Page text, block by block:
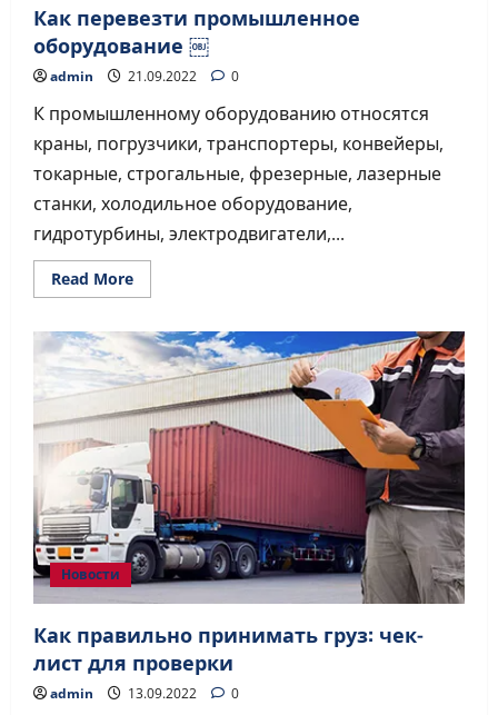
Как перевезти промышленное
оборудование ￼
admin 21.09.2022 0
К промышленному оборудованию относятся
краны, погрузчики, транспортеры, конвейеры,
токарные, строгальные, фрезерные, лазерные
станки, холодильное оборудование,
гидротурбины, электродвигатели,...
Read MoreRead
more
перевезти
промышленное
оборудование
￼
Новости
Как правильно принимать груз: чек-
лист для проверки
admin 13.09.2022 0